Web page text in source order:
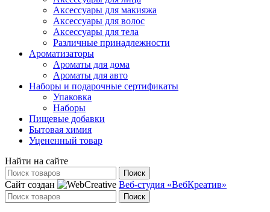
Аксессуары для макияжа
Аксессуары для волос
Аксессуары для тела
Различные принадлежности
Ароматизаторы
Ароматы для дома
Ароматы для авто
Наборы и подарочные сертификаты
Упаковка
Наборы
Пищевые добавки
Бытовая химия
Уцененный товар
Найти на сайте
Поиск
Сайт создан Веб-студия «ВебКреатив»
Поиск